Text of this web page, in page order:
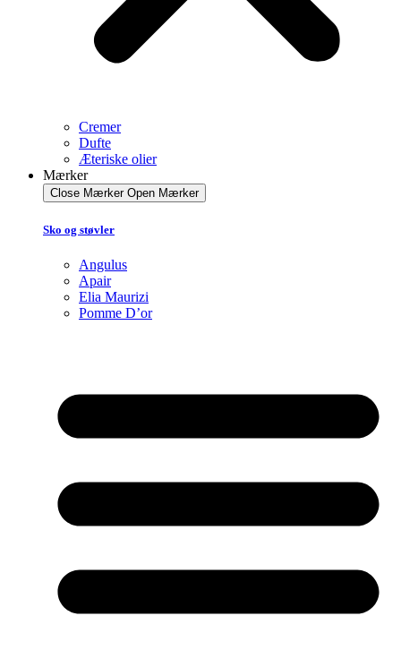
Cremer
Dufte
Æteriske olier
Mærker
Close Mærker Open Mærker
Sko og støvler
Angulus
Apair
Elia Maurizi
Pomme D’or